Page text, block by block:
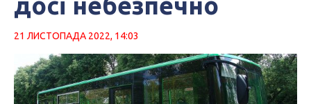
21 ЛИСТОПАДА 2022, 14:03